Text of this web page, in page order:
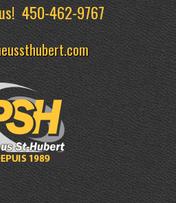
450-462-9767